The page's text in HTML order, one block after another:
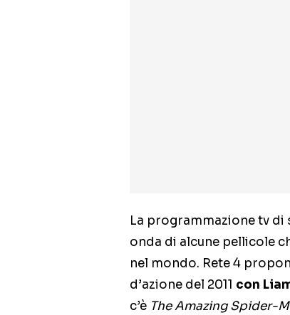
La programmazione tv di
onda di alcune pellicole
nel mondo. Rete 4
d’azione del 2011 con
c’è The Amazing Spider-